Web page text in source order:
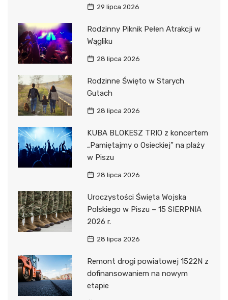
29 lipca 2026
Rodzinny Piknik Pełen Atrakcji w
Wągliku
28 lipca 2026
Rodzinne Święto w Starych
Gutach
28 lipca 2026
KUBA BLOKESZ TRIO z koncertem
„Pamiętajmy o Osieckiej” na plaży
w Piszu
28 lipca 2026
Uroczystości Święta Wojska
Polskiego w Piszu – 15 SIERPNIA
2026 r.
28 lipca 2026
Remont drogi powiatowej 1522N z
dofinansowaniem na nowym
etapie